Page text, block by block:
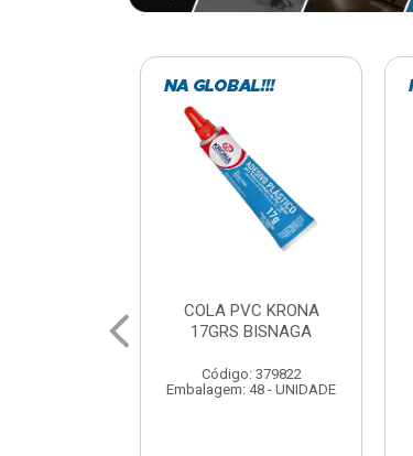
CURVA ELETRODUTO
GALVANIZADO PERFIL
Código: 379867
Embalagem: 1 - UNIDADE